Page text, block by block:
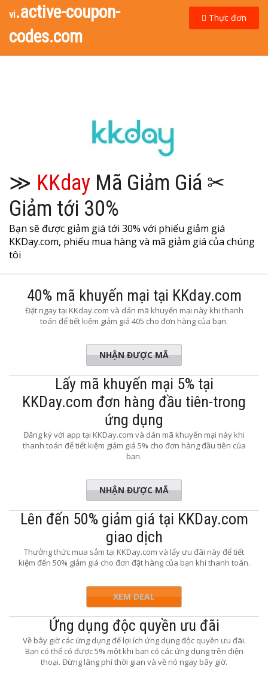
vi.active-coupon-
codes.com
Thực đơn
≫ KKday Mã Giảm Giá ✂
Giảm tới 30%
Bạn sẽ được giảm giá tới 30% với phiếu giảm giá
KKDay.com, phiếu mua hàng và mã giảm giá của chúng
tôi
40% mã khuyến mại tại KKday.com
Đặt ngay tại KKday.com và dán mã khuyến mại này khi thanh
toán để tiết kiệm giảm giá 405 cho đơn hàng của bạn.
AN40OFF
NHẬN ĐƯỢC MÃ
Lấy mã khuyến mại 5% tại
KKDay.com đơn hàng đầu tiên-trong
ứng dụng
Đăng ký với app tại KKDay.com và dán mã khuyến mại này khi
thanh toán để tiết kiệm giảm giá 5% cho đơn hàng đầu tiên của
bạn.
APP5OFF
NHẬN ĐƯỢC MÃ
Lên đến 50% giảm giá tại KKDay.com
giao dịch
Thưởng thức mua sắm tại KKDay.com và lấy ưu đãi này để tiết
kiệm đến 50% giảm giá cho đơn đặt hàng của bạn khi thanh toán.
XEM DEAL
Ứng dụng độc quyền ưu đãi
Về bây giờ các ứng dụng để lợi ích ứng dụng độc quyền ưu đãi.
Bạn có thể có được 5% một khi bạn có các ứng dụng trên điện
thoại. Đừng lãng phí thời gian và về nó ngay bây giờ.